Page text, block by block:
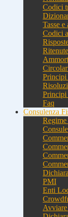
Codici
Tasse e
Codici
Ritenute
Principi
Faq
Consulenza
PMI
Enti
Avviare